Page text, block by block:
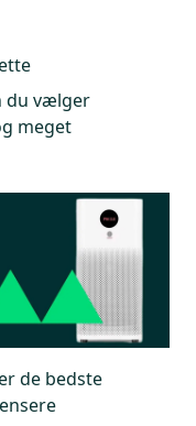
du vælger
meget
de bedste